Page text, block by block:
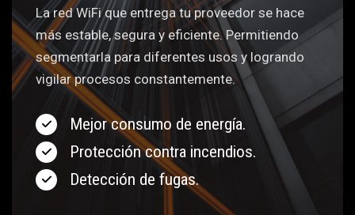
La red WiFi que entrega tu proveedor se hace
más estable, segura y eficiente. Permitiendo
segmentarla para diferentes usos y logrando
vigilar procesos constantemente.
Mejor consumo de energía.
Protección contra incendios.
Detección de fugas.